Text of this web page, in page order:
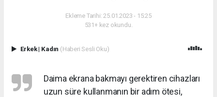
Ekleme Tarihi: 25.01.2023 - 15:25
531+ kez okundu.
Erkek| Kadın (Haberi Sesli Oku)
Daima ekrana bakmayı gerektiren cihazları
uzun süre kullanmanın bir adım ötesi,